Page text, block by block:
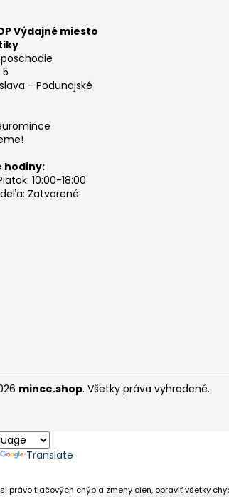
Výdajné miesto
- Podunajské
hodiny:
10:00-18:00
Zatvorené
mince.shop. Všetky práva vyhradené.
Translate
právo tlačových chýb a zmeny cien, opraviť všetky